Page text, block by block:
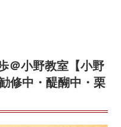
＠小野教室【小野
修中・醍醐中・栗